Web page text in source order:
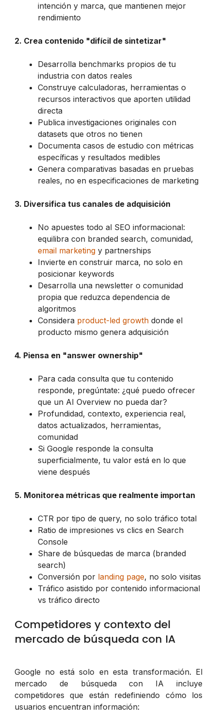
intención y marca, que mantienen mejor
rendimiento
2. Crea contenido "difícil de sintetizar"
Desarrolla benchmarks propios de tu
industria con datos reales
Construye calculadoras, herramientas o
recursos interactivos que aporten utilidad
directa
Publica investigaciones originales con
datasets que otros no tienen
Documenta casos de estudio con métricas
específicas y resultados medibles
Genera comparativas basadas en pruebas
reales, no en especificaciones de marketing
3. Diversifica tus canales de adquisición
No apuestes todo al SEO informacional:
equilibra con branded search, comunidad,
email marketing y partnerships
Invierte en construir marca, no solo en
posicionar keywords
Desarrolla una newsletter o comunidad
propia que reduzca dependencia de
algoritmos
Considera product-led growth donde el
producto mismo genera adquisición
4. Piensa en "answer ownership"
Para cada consulta que tu contenido
responde, pregúntate: ¿qué puedo ofrecer
que un AI Overview no pueda dar?
Profundidad, contexto, experiencia real,
datos actualizados, herramientas,
comunidad
Si Google responde la consulta
superficialmente, tu valor está en lo que
viene después
5. Monitorea métricas que realmente importan
CTR por tipo de query, no solo tráfico total
Ratio de impresiones vs clics en Search
Console
Share de búsquedas de marca (branded
search)
Conversión por landing page, no solo visitas
Tráfico asistido por contenido informacional
vs tráfico directo
Competidores y contexto del
mercado de búsqueda con IA
Google no está solo en esta transformación. El
mercado de búsqueda con IA incluye
competidores que están redefiniendo cómo los
usuarios encuentran información: